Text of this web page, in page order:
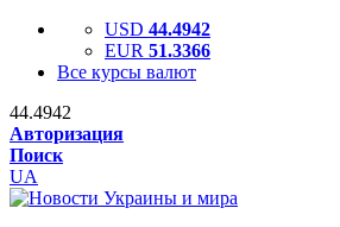
USD 44.4942
EUR 51.3366
Все курсы валют
44.4942
Авторизация
Поиск
UA